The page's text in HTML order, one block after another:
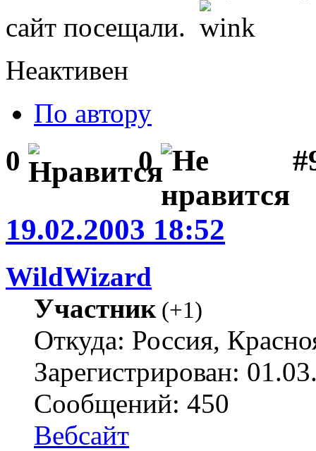
сайт посещали.
Неактивен
По автору
0 0
19.02.2003 18:52
WildWizard
Участник(+1)
Откуда: Россия,
Зарегистрирован:
Сообщений: 450
Вебсайт